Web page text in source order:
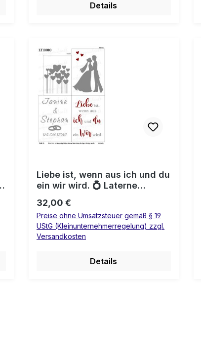
Details
Liebe ist, wenn aus ich und du
ein wir wird. 💍 Laterne
Regulärer Preis:
32,00 €
Preise ohne Umsatzsteuer gemäß § 19
UStG (Kleinunternehmerregelung) zzgl.
Versandkosten
Details